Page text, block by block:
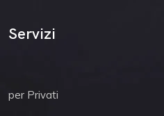
Servizi
per Privati